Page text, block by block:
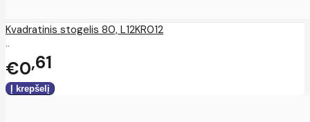
Kvadratinis stogelis 80, L12KR012
..
€0 61